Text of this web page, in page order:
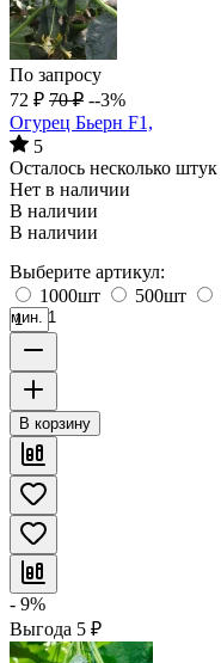
По запросу
72 ₽ 70 ₽ --3%
Огурец Бьерн F1,
5
Осталось несколько штук
Нет в наличии
В наличии
В наличии
Выберите артикул:
1000шт
500шт
мин. 1
В корзину
- 9%
Выгода 5 ₽